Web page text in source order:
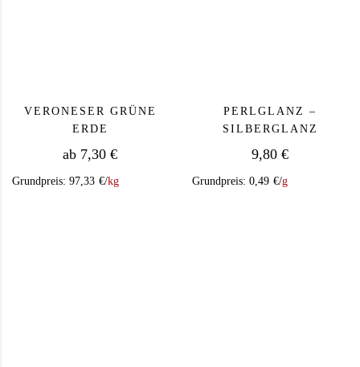
VERONESER GRÜNE
ERDE
ab 7,30 €
Grundpreis: 97,33 €/kg
PERLGLANZ –
SILBERGLANZ
9,80 €
Grundpreis: 0,49 €/g